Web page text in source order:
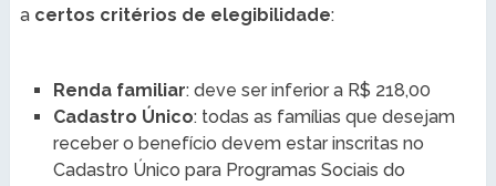
a certos critérios de elegibilidade:
Renda familiar: deve ser inferior a R$ 218,00
Cadastro Único: todas as famílias que desejam
receber o benefício devem estar inscritas no
Cadastro Único para Programas Sociais do